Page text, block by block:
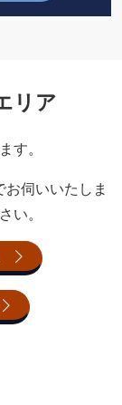
リア
す。
伺いいたしま
い。